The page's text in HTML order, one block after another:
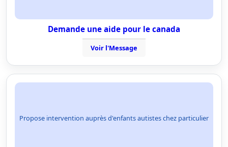
Demande une aide pour le canada
Voir l'Message
Propose intervention auprès d'enfants autistes chez particulier